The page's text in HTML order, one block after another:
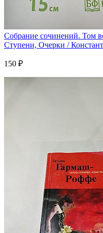
Собрание сочинений. Том
Ступени, Очерки /
150 ₽